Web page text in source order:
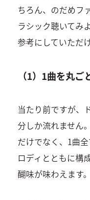
ちろん、のだめフ
ラシック聴いてみ
参考にしていただ
（1）1曲を丸ご
当たり前ですが、
分しか流れません
だけでなく、1曲
ロディとともに構
醐味が味わえます。